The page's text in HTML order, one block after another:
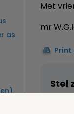
as
Met
mr
Print
Stel